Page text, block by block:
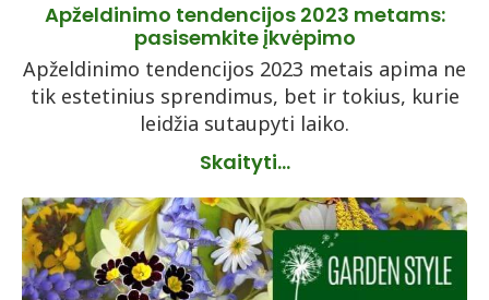
Apželdinimo tendencijos 2023 metams:
pasisemkite įkvėpimo
Apželdinimo tendencijos 2023 metais apima ne
tik estetinius sprendimus, bet ir tokius, kurie
leidžia sutaupyti laiko.
Skaityti...